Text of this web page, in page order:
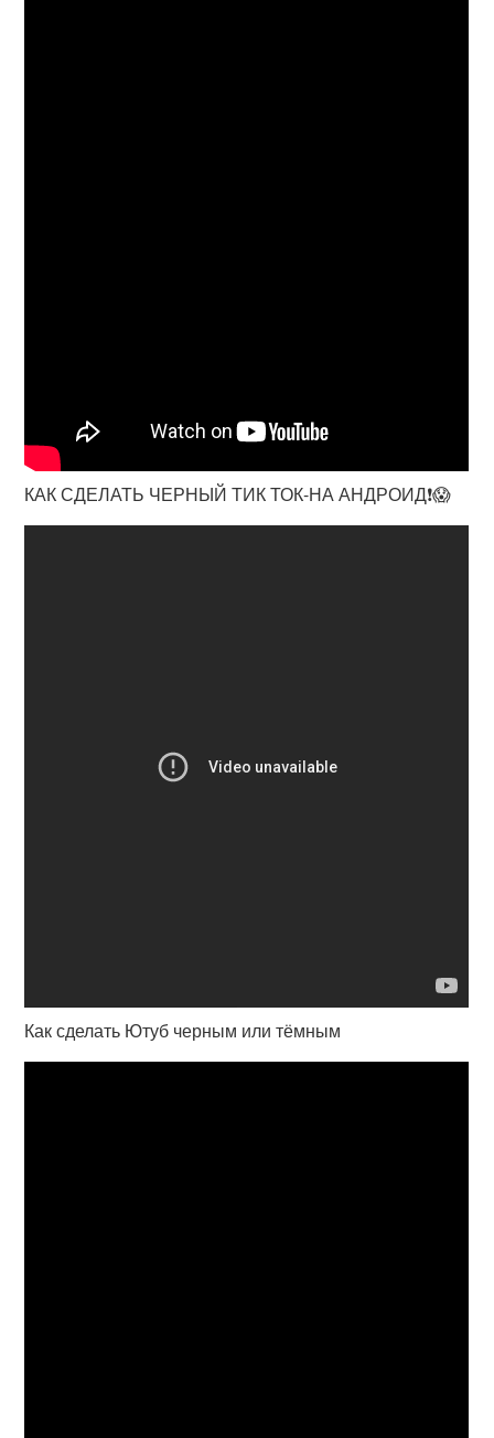
КАК СДЕЛАТЬ ЧЕРНЫЙ ТИК ТОК-НА АНДРОИД❗😱
Как сделать Ютуб черным или тёмным